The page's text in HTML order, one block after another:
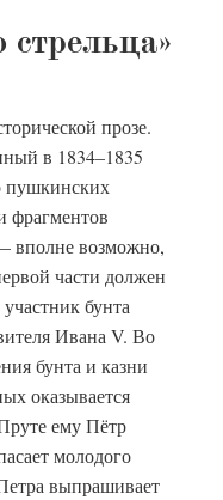
стрельца»
прозе.
в 1834–1835
пушкинских
фрагментов
вполне возможно,
части должен
бунта
Ивана V. Во
бунта и казни
оказывается
ему Пётр
молодого
выпрашивает